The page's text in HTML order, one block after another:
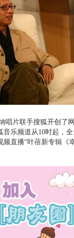
唱片联手搜狐开创了
乐频道从10时起，
直播“叶蓓新专辑《